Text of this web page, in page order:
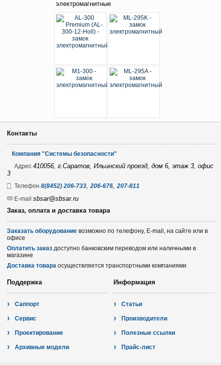
электромагнитные
Контакты
Компания "Системы безопасности"
Адрес 410056, г.Саратов, Ильинский проезд, дом 6, этаж 3, офис
3
Телефон 8(8452) 206-733,206-676,207-811
E-mail sbsar@sbsar.ru
Заказ, оплата и доставка товара
Заказать оборудование возможно по телефону, E-mail, на сайте или в
офисе
Оплатить заказ доступно банковским переводом или наличными в
магазине
Доставка товара осуществляется транспортными компаниями
Поддержка
Саппорт
Сервис
Проектирование
Архивные модели
Информация
Статьи
Производители
Полезные ссылки
Прайс-лист